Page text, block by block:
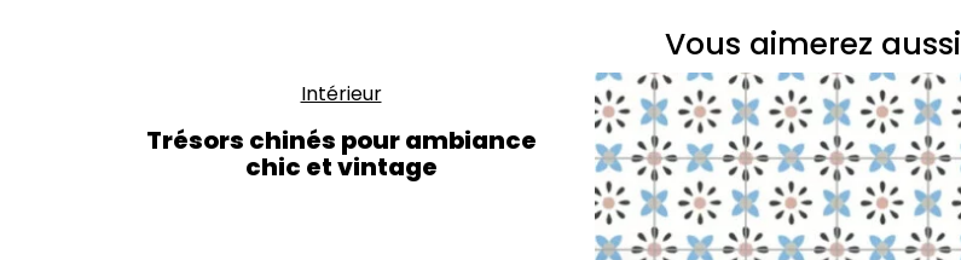
Vous aimerez aussi
Intérieur
Trésors chinés pour ambiance
chic et vintage